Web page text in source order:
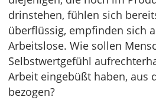
drinstehen, fühlen sich
überflüssig, empfinden sich
Arbeitslose. Wie sollen
Selbstwertgefühl
Arbeit eingebüßt haben, aus
bezogen?